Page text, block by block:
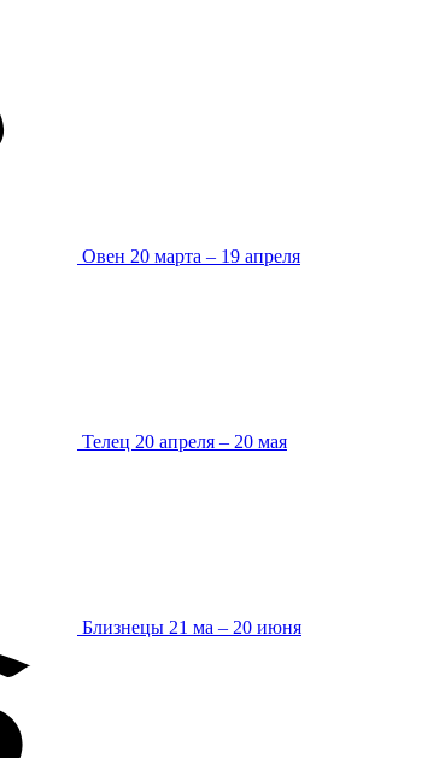
Овен 20 марта – 19 апреля
Телец 20 апреля – 20 мая
Близнецы 21 ма – 20 июня